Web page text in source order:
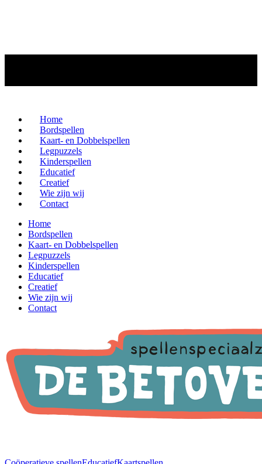
Home
Bordspellen
Kaart- en Dobbelspellen
Legpuzzels
Kinderspellen
Educatief
Creatief
Wie zijn wij
Contact
Home
Bordspellen
Kaart- en Dobbelspellen
Legpuzzels
Kinderspellen
Educatief
Creatief
Wie zijn wij
Contact